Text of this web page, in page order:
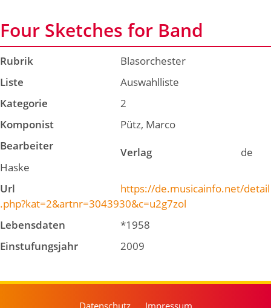
Four Sketches for Band
Rubrik
Blasorchester
Liste
Auswahlliste
Kategorie
2
Komponist
Pütz, Marco
Bearbeiter
Verlag
de
Haske
Url
https://de.musicainfo.net/detail
.php?kat=2&artnr=3043930&c=u2g7zol
Lebensdaten
*1958
Einstufungsjahr
2009
Datenschutz Impressum